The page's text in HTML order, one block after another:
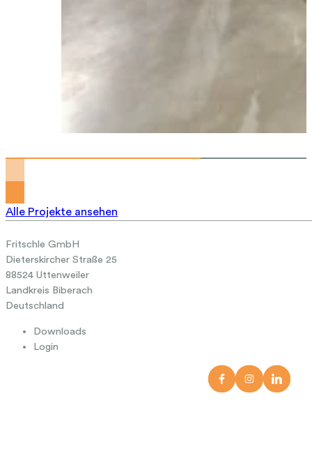
Alle Projekte ansehen
Fritschle GmbH
Dieterskircher Straße 25
88524 Uttenweiler
Landkreis Biberach
Deutschland
Downloads
Login